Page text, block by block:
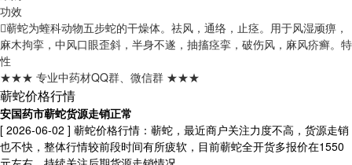
功效
蕲蛇为蝰科动物五步蛇的干燥体。祛风，通络，止痉。用于风湿顽痹，
麻木拘挛，中风口眼歪斜，半身不遂，抽搐痉挛，破伤风，麻风疥癣。 特
性
★★★ 专业中药材QQ群、微信群 ★★★
蕲蛇价格行情
安国药市蕲蛇货源走销正常
[ 2026-06-02 ] 蕲蛇价格行情：蕲蛇，最近商户关注力度不高，货源走销
也不快，整体行情较前段时间有所疲软，目前蕲蛇全开货多报价在1550